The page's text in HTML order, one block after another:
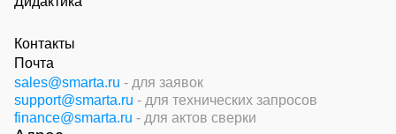
Контакты
Почта
sales@smarta.ru - для заявок
support@smarta.ru - для технических запросов
finance@smarta.ru - для актов сверки